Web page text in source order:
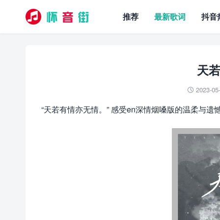
推荐 最新歌词 抖音
天
 2023-
“天若有情亦无情。” 感受en深情烟嗓版的温柔与遗